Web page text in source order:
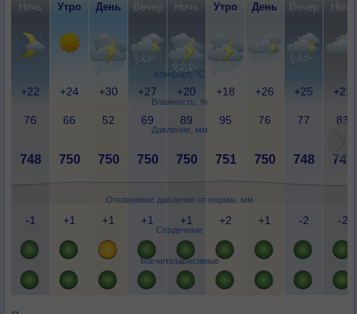
Комфорт, °C
Влажность, %
Давление, мм
Отклонение давления от нормы, мм
Сердечные
Магнитозависимые
Ночь Утро День Вечер Ночь Утро День Вечер Ночь
+22 +24 +30 +27 +20 +18 +26 +25 +21
76 66 52 69 89 95 76 77 83
748 750 750 750 750 751 750 748 747
-1 +1 +1 +1 +1 +2 +1 -2 -2